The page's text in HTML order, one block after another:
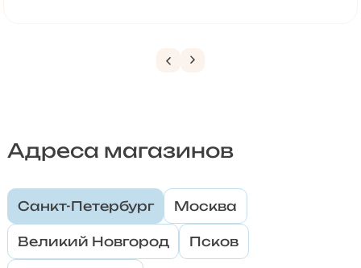
Адреса магазинов
Санкт-Петербург Москва
Великий Новгород Псков